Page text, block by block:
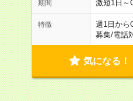
期間 激短1日
特徴 週1日から
募集/電話
気になる！